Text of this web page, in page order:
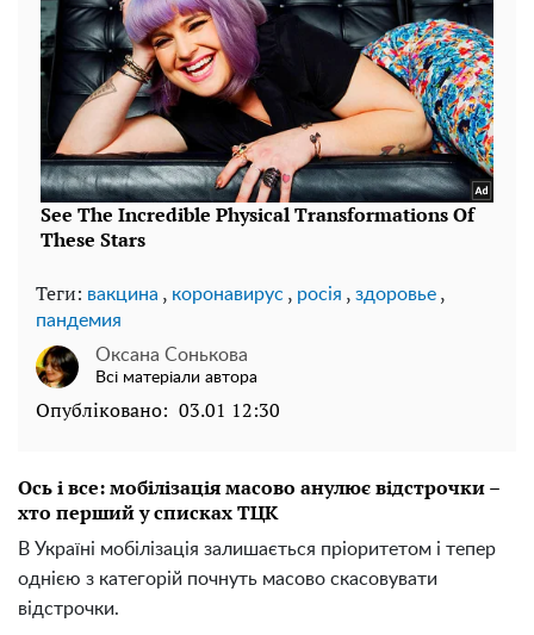
Теги: вакцина , коронавирус , росія , здоровье ,
пандемия
Оксана Сонькова
Всі матеріали автора
Опубліковано: 03.01 12:30
Ось і все: мобілізація масово анулює відстрочки –
хто перший у списках ТЦК
В Україні мобілізація залишається пріоритетом і тепер
однією з категорій почнуть масово скасовувати
відстрочки.